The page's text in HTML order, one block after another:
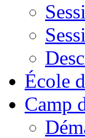
École
Camp